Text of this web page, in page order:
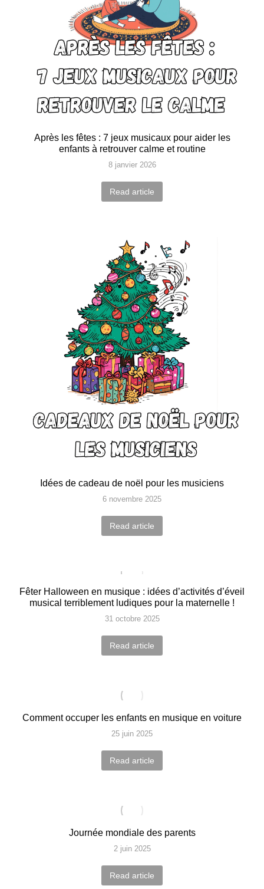
Après les fêtes : 7 jeux musicaux pour aider les
enfants à retrouver calme et routine
8 janvier 2026
Read article
Idées de cadeau de noël pour les musiciens
6 novembre 2025
Read article
Fêter Halloween en musique : idées d’activités d’éveil
musical terriblement ludiques pour la maternelle !
31 octobre 2025
Read article
Comment occuper les enfants en musique en voiture
25 juin 2025
Read article
Journée mondiale des parents
2 juin 2025
Read article